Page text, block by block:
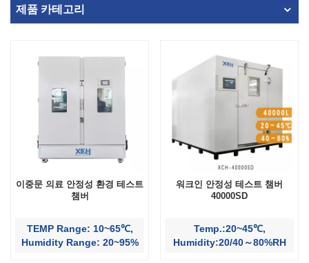
제품 카테고리
이중문 의료 안정성 환경 테스트
챔버
TEMP Range: 10~65℃,
Humidity Range: 20~95%
워크인 안정성 테스트 챔버
40000SD
Temp.:20~45℃,
Humidity:20/40～80%RH